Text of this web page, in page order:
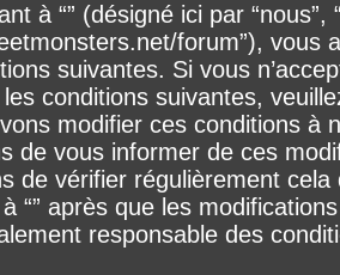
à “” (désigné ici par “nous”,
forum”), vous
suivantes. Si vous
conditions suivantes,
modifier ces conditions à
de vous informer de ces
de vérifier régulièrement
“” après que les
responsable des